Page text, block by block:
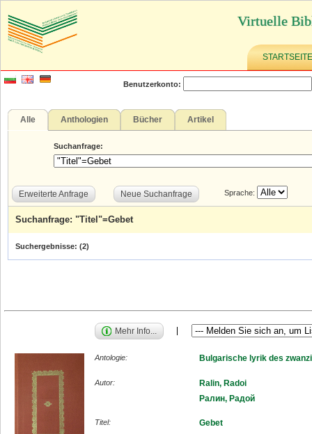
Virtuelle
STARTSEITE
Benutzerkonto:
Alle Anthologien Bücher Artikel
Suchanfrage:
Erweiterte Anfrage Neue Suchanfrage Sprache:
Suchanfrage: "Titel"=Gebet
Suchergebnisse: (2)
Mehr Info...
Antologie: Bulgarische lyrik des
Autor:
Ralin, Radoi
Ралин, Радой
Titel: Gebet